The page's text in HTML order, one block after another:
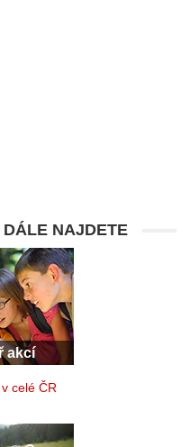
DÁLE NAJDETE
akcí
celé ČR